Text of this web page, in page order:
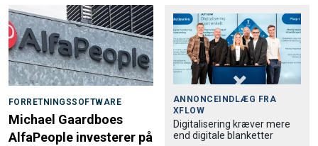
FORRETNINGSSOFTWARE
Michael Gaardboes
AlfaPeople investerer på
ANNONCEINDLÆG FRA
XFLOW
Digitalisering kræver mere
end digitale blanketter